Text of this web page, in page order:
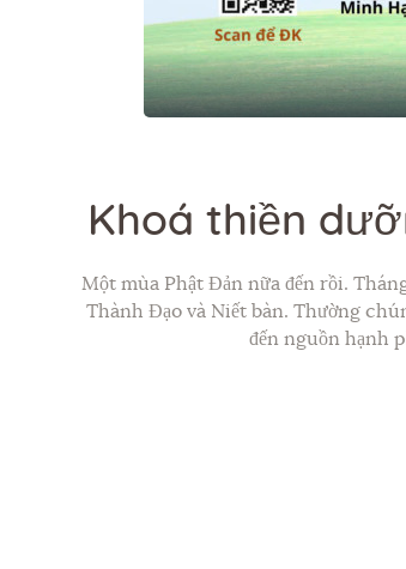
Khoá thiền
Một mùa Phật Đản nữa đến rồi.
Thành Đạo và Niết bàn. Thường
đến nguồn hạnh